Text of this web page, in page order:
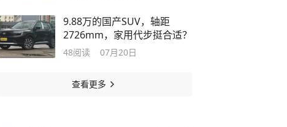
9.88万的国产SUV，轴距
2726mm，家用代步挺合适？
48阅读 07月20日
查看更多